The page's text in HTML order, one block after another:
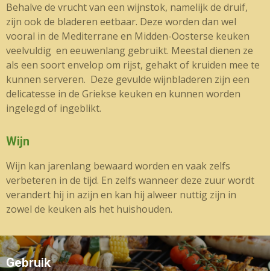
Behalve de vrucht van een wijnstok, namelijk de druif,
zijn ook de bladeren eetbaar. Deze worden dan wel
vooral in de Mediterrane en Midden-Oosterse keuken
veelvuldig en eeuwenlang gebruikt. Meestal dienen ze
als een soort envelop om rijst, gehakt of kruiden mee te
kunnen serveren. Deze gevulde wijnbladeren zijn een
delicatesse in de Griekse keuken en kunnen worden
ingelegd of ingeblikt.
Wijn
Wijn kan jarenlang bewaard worden en vaak zelfs
verbeteren in de tijd. En zelfs wanneer deze zuur wordt
verandert hij in azijn en kan hij alweer nuttig zijn in
zowel de keuken als het huishouden.
Gebruik